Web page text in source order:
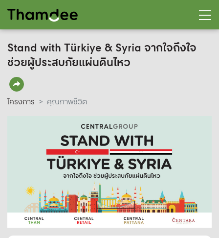
Stand with Türkiye​ & Syria จากใจถึงใจ
ช่วยผู้ประสบภัยแผ่นดินไหว
โครงการ คุณภาพชีวิต